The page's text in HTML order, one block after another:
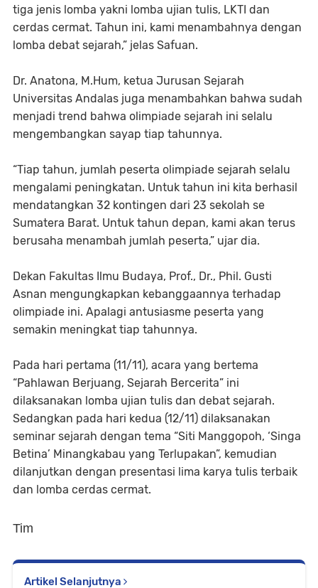
tiga jenis lomba yakni lomba ujian tulis, LKTI dan
cerdas cermat. Tahun ini, kami menambahnya dengan
lomba debat sejarah,” jelas Safuan.
Dr. Anatona, M.Hum, ketua Jurusan Sejarah
Universitas Andalas juga menambahkan bahwa sudah
menjadi trend bahwa olimpiade sejarah ini selalu
mengembangkan sayap tiap tahunnya.
“Tiap tahun, jumlah peserta olimpiade sejarah selalu
mengalami peningkatan. Untuk tahun ini kita berhasil
mendatangkan 32 kontingen dari 23 sekolah se
Sumatera Barat. Untuk tahun depan, kami akan terus
berusaha menambah jumlah peserta,” ujar dia.
Dekan Fakultas Ilmu Budaya, Prof., Dr., Phil. Gusti
Asnan mengungkapkan kebanggaannya terhadap
olimpiade ini. Apalagi antusiasme peserta yang
semakin meningkat tiap tahunnya.
Pada hari pertama (11/11), acara yang bertema
“Pahlawan Berjuang, Sejarah Bercerita” ini
dilaksanakan lomba ujian tulis dan debat sejarah.
Sedangkan pada hari kedua (12/11) dilaksanakan
seminar sejarah dengan tema “Siti Manggopoh, ‘Singa
Betina’ Minangkabau yang Terlupakan”, kemudian
dilanjutkan dengan presentasi lima karya tulis terbaik
dan lomba cerdas cermat.
Tim
Artikel Selanjutnya